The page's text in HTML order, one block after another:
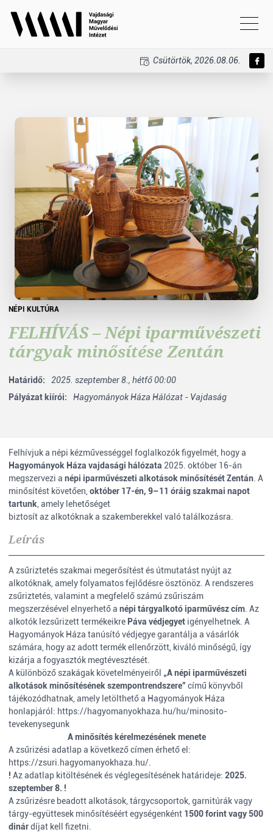
Csütörtök, 2026.08.06.
NÉPI KULTÚRA
FELHÍVÁS – Népi iparművészeti
tárgyak minősítése Zentán
Határidő:
2025. szeptember 8., hétfő 00:00
Pályázat kiírói:
Hagyományok Háza Hálózat - Vajdaság
Felhívjuk a népi kézművességgel foglalkozók figyelmét, hogy a
Hagyományok Háza vajdasági hálózata 2025. október 16-án
megszervezi a népi iparművészeti alkotások minősítését Zentán . A
minősítést követően, október 17-én, 9–11 óráig szakmai napot
tartunk , amely lehetőséget
biztosít az alkotóknak a szakemberekkel való találkozásra.
Leírás
A zsűriztetés szakmai megerősítést és útmutatást nyújt az
alkotóknak, amely folyamatos fejlődésre ösztönöz. A rendszeres
zsűriztetés, valamint a megfelelő számú zsűriszám
megszerzésével elnyerhető a népi tárgyalkotó iparművész cím . Az
alkotók lezsűrizett termékeikre Páva védjegyet igényelhetnek. A
Hagyományok Háza tanúsító védjegye garantálja a vásárlók
számára, hogy az adott termék ellenőrzött, kiváló minőségű, így
kizárja a fogyasztók megtévesztését.
A különböző szakágak követelményeiről „A népi iparművészeti
alkotások minősítésének szempontrendszere” című könyvből
tájékozódhatnak, amely letölthető a Hagyományok Háza
honlapjáról: https://hagyomanyokhaza.hu/hu/minosito-
tevekenysegunk
A minősítés kérelmezésének menete
A zsűrizési adatlap a következő címen érhető el:
https://zsuri.hagyomanyokhaza.hu/.
! Az adatlap kitöltésének és véglegesítésének határideje: 2025.
szeptember 8. !
A zsűrizésre beadott alkotások, tárgycsoportok, garnitúrák vagy
tárgy-együttesek minősítéséért egységenként 1500 forint vagy 500
dinárdíjat kell fizetni.